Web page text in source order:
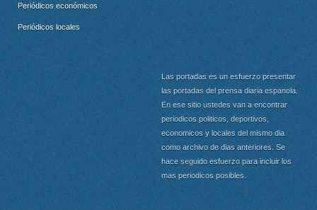
Periódicos económicos
Periódicos locales
Las portadas es un esfuerzo presentar
las portadas del prensa diaria espanola.
En ese sitio ustedes van a encontrar
periodicos politicos, deportivos,
economicos y locales del mismo dia
como archivo de dias anteriores. Se
hace seguido esfuerzo para incluir los
mas periodicos posibles.